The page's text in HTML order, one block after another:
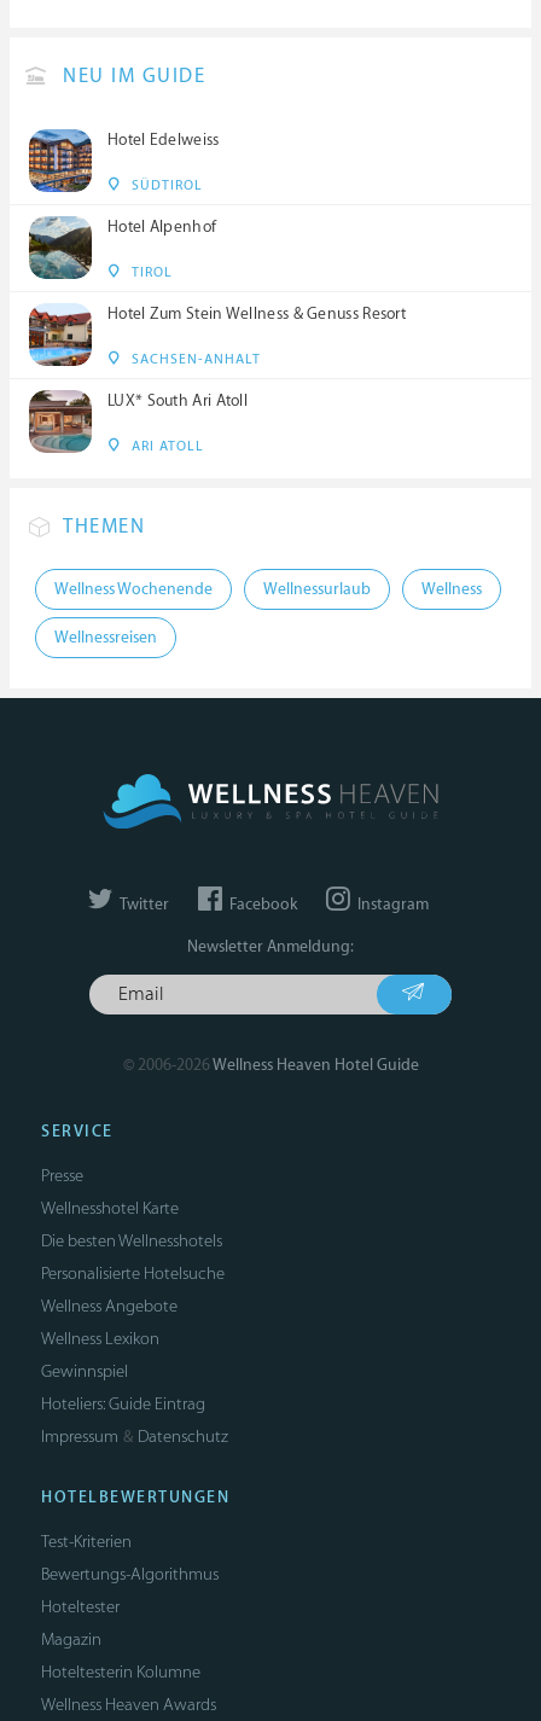
NEU IM GUIDE
Hotel Edelweiss
SÜDTIROL
Hotel Alpenhof
TIROL
Hotel Zum Stein Wellness & Genuss Resort
SACHSEN-ANHALT
LUX* South Ari Atoll
ARI ATOLL
THEMEN
Wellness Wochenende Wellnessurlaub Wellness
Wellnessreisen
Twitter Facebook Instagram
Newsletter Anmeldung:
© 2006-2026Wellness Heaven Hotel Guide
SERVICE
Presse
Wellnesshotel Karte
Die besten Wellnesshotels
Personalisierte Hotelsuche
Wellness Angebote
Wellness Lexikon
Gewinnspiel
Hoteliers: Guide Eintrag
Impressum & Datenschutz
HOTELBEWERTUNGEN
Test-Kriterien
Bewertungs-Algorithmus
Hoteltester
Magazin
Hoteltesterin Kolumne
Wellness Heaven Awards